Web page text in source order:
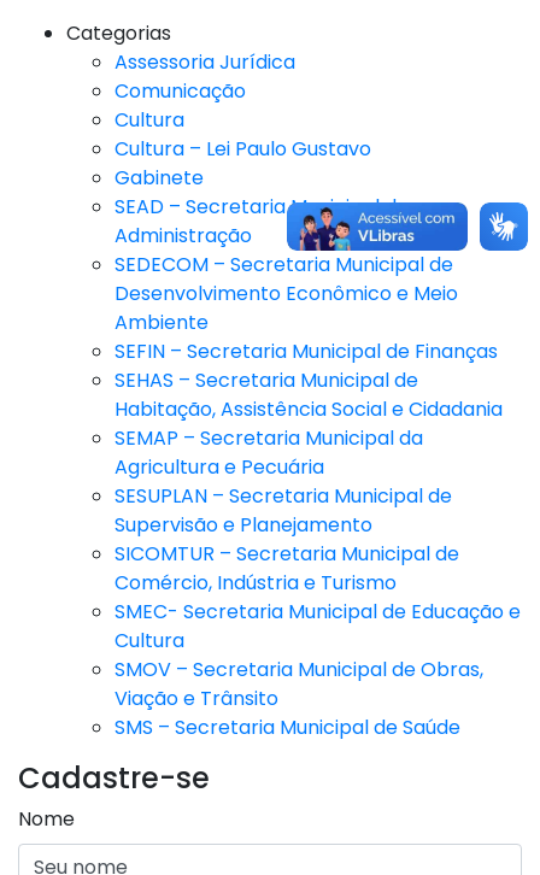
Categorias
Assessoria Jurídica
Comunicação
Cultura
Cultura – Lei Paulo Gustavo
Gabinete
SEAD – Secretaria Municipal de
Administração
SEDECOM – Secretaria Municipal de
Desenvolvimento Econômico e Meio
Ambiente
SEFIN – Secretaria Municipal de Finanças
SEHAS – Secretaria Municipal de
Habitação, Assistência Social e Cidadania
SEMAP – Secretaria Municipal da
Agricultura e Pecuária
SESUPLAN – Secretaria Municipal de
Supervisão e Planejamento
SICOMTUR – Secretaria Municipal de
Comércio, Indústria e Turismo
SMEC- Secretaria Municipal de Educação e
Cultura
SMOV – Secretaria Municipal de Obras,
Viação e Trânsito
SMS – Secretaria Municipal de Saúde
Cadastre-se
Nome